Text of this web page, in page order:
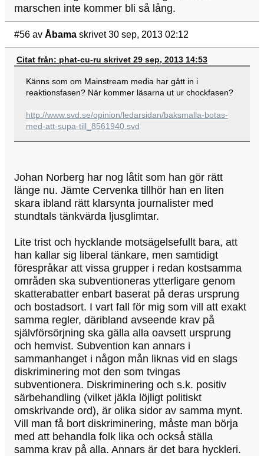
marschen inte kommer bli så lång.
#56 av Åbama skrivet 30 sep, 2013 02:12
Citat från: phat-cu-ru skrivet 29 sep, 2013 14:53
Känns som om Mainstream media har gått in i
reaktionsfasen? När kommer läsarna ut ur chockfasen?
http://www.svd.se/opinion/ledarsidan/baksmalla-botas-
med-att-supa-till_8561940.svd
Johan Norberg har nog låtit som han gör rätt
länge nu. Jämte Cervenka tillhör han en liten
skara ibland rätt klarsynta journalister med
stundtals tänkvärda ljusglimtar.
Lite trist och hycklande motsägelsefullt bara, att
han kallar sig liberal tänkare, men samtidigt
förespråkar att vissa grupper i redan kostsamma
områden ska subventioneras ytterligare genom
skatterabatter enbart baserat på deras ursprung
och bostadsort. I vart fall för mig som vill att exakt
samma regler, däribland avseende krav på
självförsörjning ska gälla alla oavsett ursprung
och hemvist. Subvention kan annars i
sammanhanget i någon mån liknas vid en slags
diskriminering mot den som tvingas
subventionera. Diskriminering och s.k. positiv
särbehandling (vilket jäkla löjligt politiskt
omskrivande ord), är olika sidor av samma mynt.
Vill man få bort diskriminering, måste man börja
med att behandla folk lika och också ställa
samma krav på alla. Annars är det bara hyckleri.